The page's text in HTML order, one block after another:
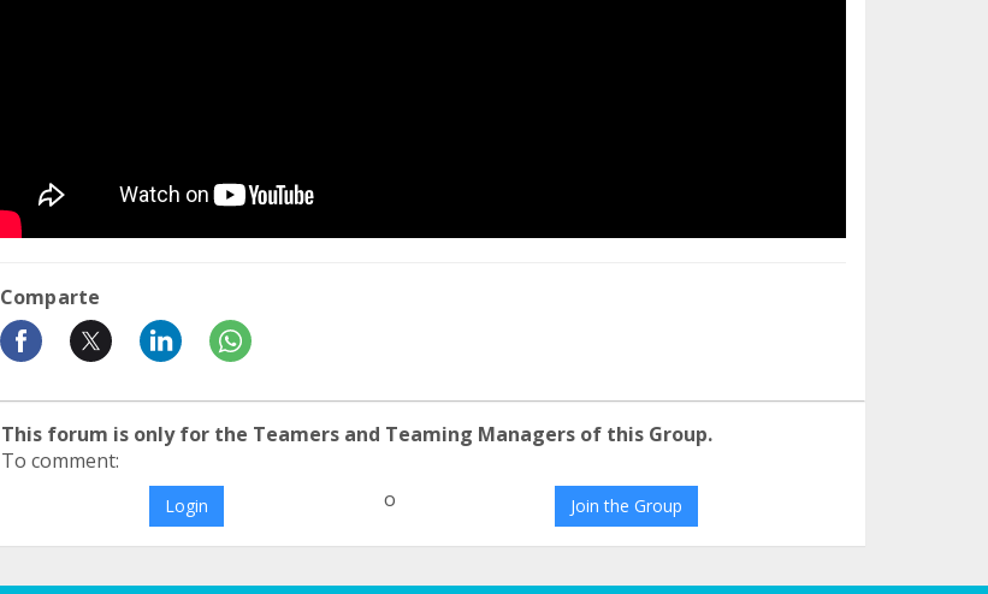
Comparte
This forum is only for the Teamers and Teaming Managers of this Group.
To comment:
Login o Join the Group